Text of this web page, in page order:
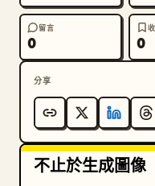
留言
0 0
分享
不止於生成圖像